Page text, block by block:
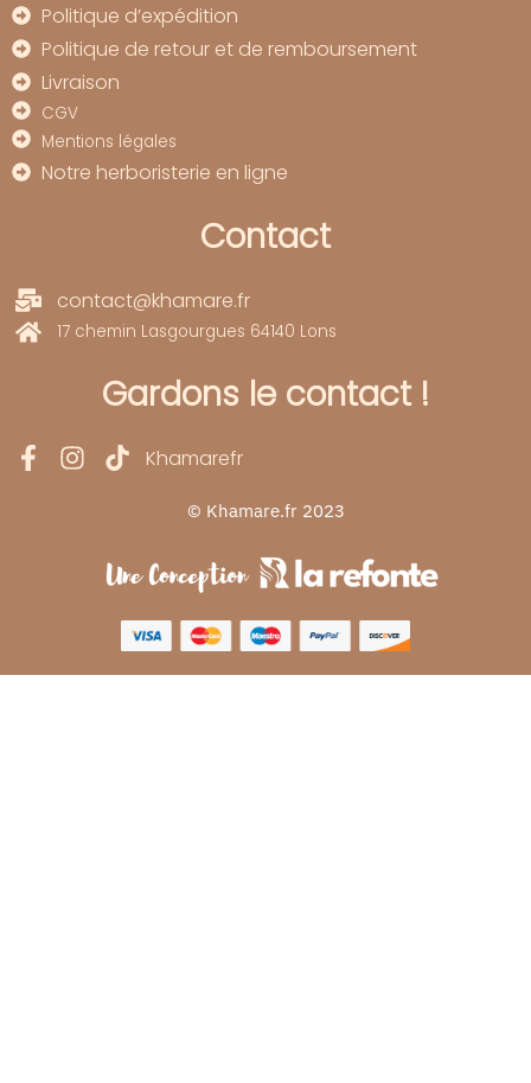
Politique d’expédition
Politique de retour et de remboursement
Livraison
CGV
Mentions légales
Notre herboristerie en ligne
Contact
contact@khamare.fr
17 chemin Lasgourgues 64140 Lons
Gardons le contact !
Khamarefr
© Khamare.fr 2023